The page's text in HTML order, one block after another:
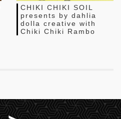
CHIKI CHIKI SOIL
presents by dahlia
dolla creative with
Chiki Chiki Rambo